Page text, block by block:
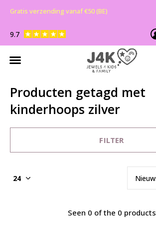
9.7
Gratis verzending vanaf €50 (BE)
Producten getagd met
kinderhoops zilver
FILTER
Seen 0 of the 0 products